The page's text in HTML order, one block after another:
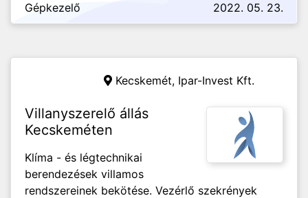
Gépkezelő 2022. 05. 23.
Kecskemét, Ipar-Invest Kft.
Villanyszerelő állás
Kecskeméten
Klíma - és légtechnikai
berendezések villamos
rendszereinek bekötése. Vezérlő szekrények